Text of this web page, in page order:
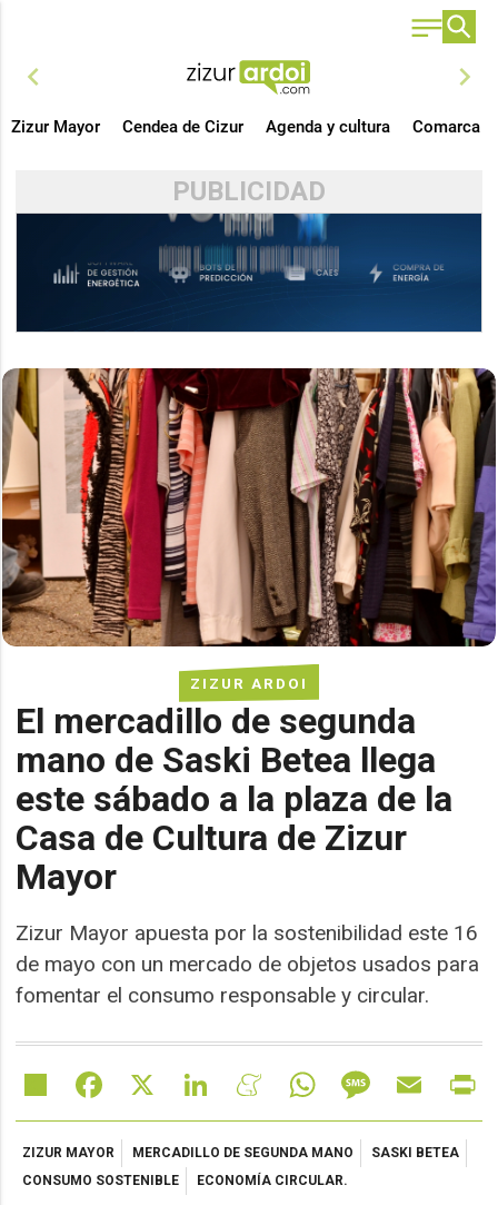
chevron_left chevron_right
Zizur Mayor Cendea de Cizur Agenda y cultura Comarca
PUBLICIDAD
ZIZUR ARDOI
El mercadillo de segunda
mano de Saski Betea llega
este sábado a la plaza de la
Casa de Cultura de Zizur
Mayor
Zizur Mayor apuesta por la sostenibilidad este 16
de mayo con un mercado de objetos usados para
fomentar el consumo responsable y circular.
Share Facebook LinkedIn MeneameWhatsAppMessageEmail
ZIZUR MAYOR MERCADILLO DE SEGUNDA MANO
SASKI BETEA
CONSUMO SOSTENIBLE
ECONOMÍA CIRCULAR.